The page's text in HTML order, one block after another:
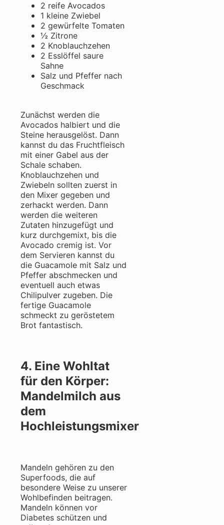
2 reife Avocados
1 kleine Zwiebel
2 gewürfelte Tomaten
½ Zitrone
2 Knoblauchzehen
2 Esslöffel saure
Sahne
Salz und Pfeffer nach
Geschmack
Zunächst werden die
Avocados halbiert und die
Steine herausgelöst. Dann
kannst du das Fruchtfleisch
mit einer Gabel aus der
Schale schaben.
Knoblauchzehen und
Zwiebeln sollten zuerst in
den Mixer gegeben und
zerhackt werden. Dann
werden die weiteren
Zutaten hinzugefügt und
kurz durchgemixt, bis die
Avocado cremig ist. Vor
dem Servieren kannst du
die Guacamole mit Salz und
Pfeffer abschmecken und
eventuell auch etwas
Chilipulver zugeben. Die
fertige Guacamole
schmeckt zu geröstetem
Brot fantastisch.
4. Eine Wohltat
für den Körper:
Mandelmilch aus
dem
Hochleistungsmixer
Mandeln gehören zu den
Superfoods, die auf
besondere Weise zu unserer
Wohlbefinden beitragen.
Mandeln können vor
Diabetes schützen und